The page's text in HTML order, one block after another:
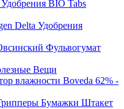
Удобрения BIO Tabs
Удобрения
Фульвогумат
Вещи
Boveda 62% -
Бумажки Штакет